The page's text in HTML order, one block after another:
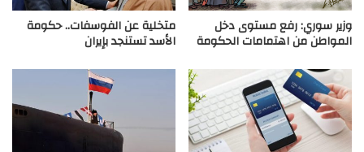
وزير سوري: رفع مستوى دخل
المواطن من اهتمامات الحكومة
متخلية عن الفوسفات.. حكومة
الأسد تستنجد بإيران